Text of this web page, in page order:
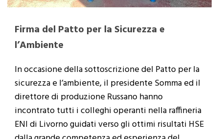
Firma del Patto per la Sicurezza e
l’Ambiente
In occasione della sottoscrizione del Patto per la
sicurezza e l’ambiente, il presidente Somma ed il
direttore di produzione Russano hanno
incontrato tutti i colleghi operanti nella raffineria
ENI di Livorno guidati verso gli ottimi risultati HSE